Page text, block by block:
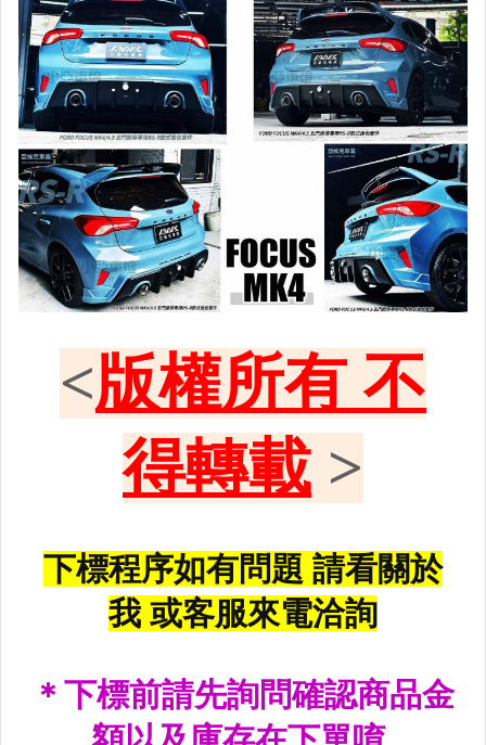
客製=光圈魚眼導光條日行燈系列
超薄型HID氙氣燈泡.大燈燈泡
通用型DRL日行燈.R8日行燈
原廠型=角燈.晶鑽.黑框.黃角燈
前保桿小燈.晶鑽.黑框小燈
LED側燈.晶鑽.燻黑.黃側燈
原廠型尾燈.紅白晶鑽尾燈
前後保桿側燈.後保桿LED反光片
原廠型霧燈.晶鑽及燻黑霧燈.
各車系LED後保桿下霧燈
專用型魚眼霧燈.光圈魚眼霧燈
BMW光圈燈泡.CCFL光圈
LED第三剎車燈.LED燈泡
各車系專用DRL日行燈
車身標誌MARK.車身飾條
前後保桿.前後下巴.側裙.尾翼